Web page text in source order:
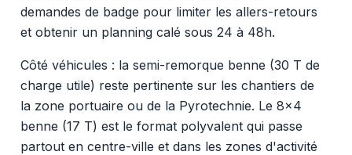
demandes de badge pour limiter les allers-retours
et obtenir un planning calé sous 24 à 48h.
Côté véhicules : la semi-remorque benne (30 T de
charge utile) reste pertinente sur les chantiers de
la zone portuaire ou de la Pyrotechnie. Le 8x4
benne (17 T) est le format polyvalent qui passe
partout en centre-ville et dans les zones d'activité